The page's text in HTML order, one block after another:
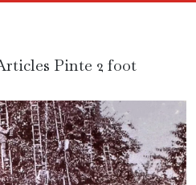
Pinte 2 foot